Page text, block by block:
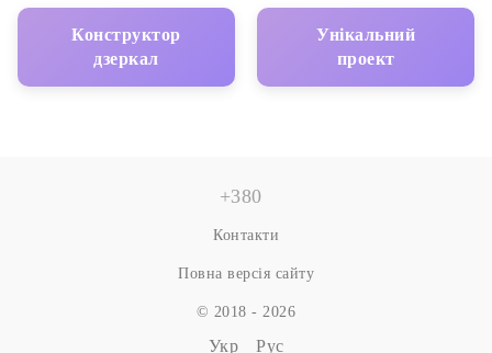
Конструктор
дзеркал
Унікальний
проект
+380
Контакти
Повна версія сайту
© 2018 - 2026
Укр Рус